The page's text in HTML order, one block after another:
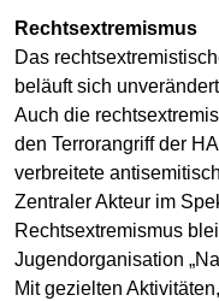
Rechtsextremismus
Das
beläuft sich
Auch die
den Terrorangriff der
verbreitete
Zentraler Akteur im
Rechtsextremismus
Jugendorganisation
Mit gezielten